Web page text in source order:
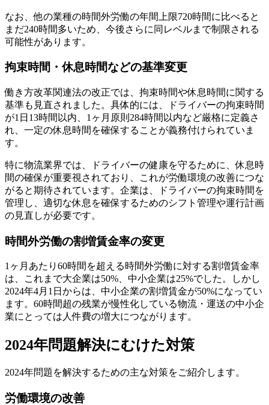
なお、他の業種の時間外労働の年間上限720時間に比べると
まだ240時間多いため、今後さらに同レベルまで制限される
可能性があります。
拘束時間・休息時間などの基準変更
働き方改革関連法の改正では、拘束時間や休息時間に関する
基準も見直されました。具体的には、ドライバーの拘束時間
が1日13時間以内、1ヶ月原則284時間以内など厳格に定義さ
れ、一定の休息時間を確保することが義務付けられていま
す。
特に物流業界では、ドライバーの健康を守るために、休息時
間の確保が重要視されており、これが労働環境の改善につな
がると期待されています。企業は、ドライバーの拘束時間を
管理し、適切な休息を確保するためのシフト管理や運行計画
の見直しが必要です。
時間外労働の割増賃金率の変更
1ヶ月あたり60時間を超える時間外労働に対する割増賃金率
は、これまで大企業は50%、中小企業は25%でした。しかし
2024年4月1日からは、中小企業の割増賃金が50%になってい
ます。60時間超の残業が慢性化している物流・運送の中小企
業にとっては人件費の増大につながります。
2024年問題解決にむけた対策
2024年問題を解決するための主な対策をご紹介します。
労働環境の改善